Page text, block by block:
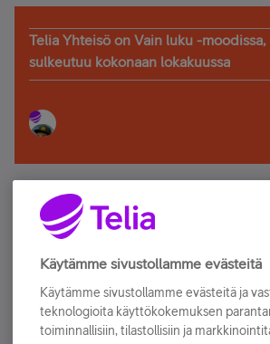
Telia Yhteisö on Vain luku -moodissa,
sulkeutuu kokonaan lokakuussa
Älä jää paitsi – osallistu ja
Tilaa Telian uutiskirje ja olet mukana
sähköpostiisi.
Käytämme sivustollamme evästeitä
Käytämme sivustollamme evästeitä ja
teknologioita käyttökokemuksen
toiminnallisiin, tilastollisiin ja